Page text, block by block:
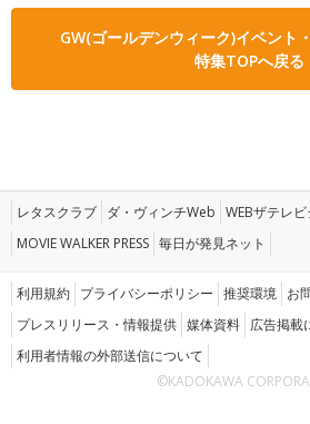
GW(ゴールデンウィーク)イベント
特集TOPへ戻る
レタスクラブ ダ・ヴィンチWeb WEBザテレ
MOVIE WALKER PRESS 毎日が発見ネット
利用規約 プライバシーポリシー 推奨環境 お
プレスリリース・情報提供 媒体資料 広告掲載
利用者情報の外部送信について
©KADOKAWA